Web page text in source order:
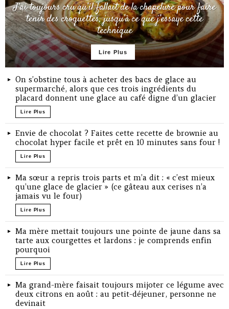
J’ai toujours cru qu’il fallait de la chapelure pour faire
tenir des croquettes, jusqu’à ce que j’essaye cette
technique
Lire Plus
On s’obstine tous à acheter des bacs de glace au
supermarché, alors que ces trois ingrédients du
placard donnent une glace au café digne d’un glacier
Lire Plus
Envie de chocolat ? Faites cette recette de brownie au
chocolat hyper facile et prêt en 10 minutes sans four !
Lire Plus
Ma sœur a repris trois parts et m’a dit : « c’est mieux
qu’une glace de glacier » (ce gâteau aux cerises n’a
jamais vu le four)
Lire Plus
Ma mère mettait toujours une pointe de jaune dans sa
tarte aux courgettes et lardons : je comprends enfin
pourquoi
Lire Plus
Ma grand-mère faisait toujours mijoter ce légume avec
deux citrons en août : au petit-déjeuner, personne ne
devinait